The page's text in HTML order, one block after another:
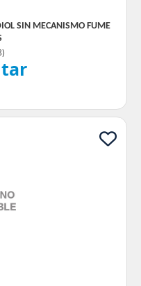
SIN MECANISMO FUME
)